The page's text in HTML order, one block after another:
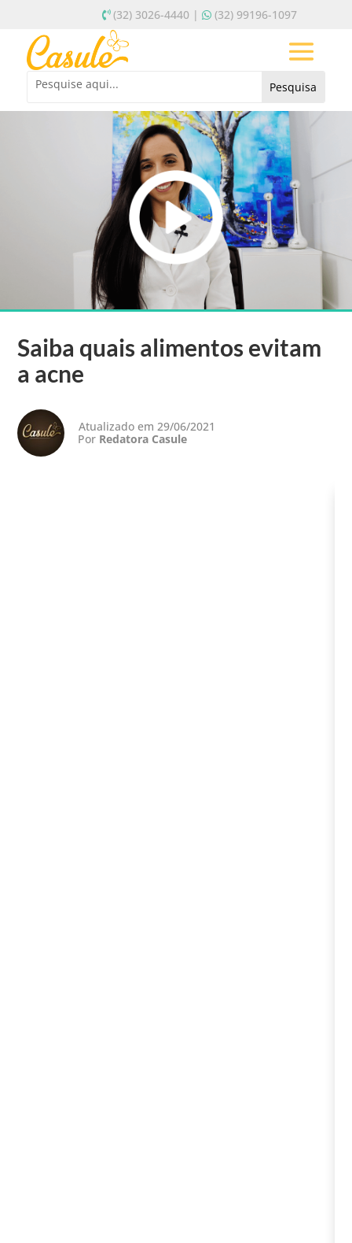
(32) 3026-4440 | (32) 99196-1097
Saiba quais alimentos evitam
a acne
Atualizado em 29/06/2021
Por Redatora Casule